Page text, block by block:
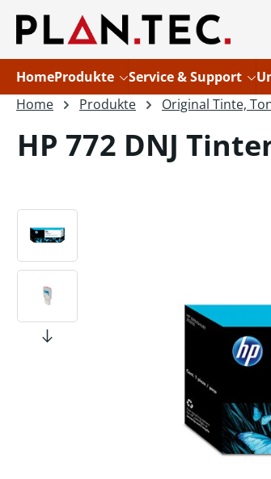
Hauptinhalt springen
Zur Suche springen
HomeProdukte Service & Support
Home
Produkte Original Tinte,
HP 772 DNJ